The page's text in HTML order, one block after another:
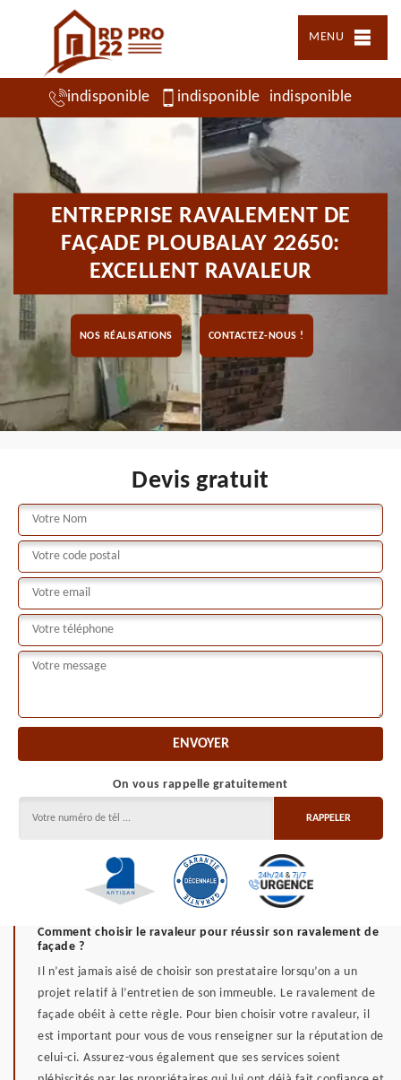
MENU
indisponible indisponible indisponible
ENTREPRISE RAVALEMENT DE
FAÇADE PLOUBALAY 22650:
EXCELLENT RAVALEUR
NOS RÉALISATIONS CONTACTEZ-NOUS !
Devis gratuit
On vous rappelle gratuitement
Comment choisir le ravaleur pour réussir son ravalement de
façade ?
Il n’est jamais aisé de choisir son prestataire lorsqu’on a un
projet relatif à l’entretien de son immeuble. Le ravalement de
façade obéit à cette règle. Pour bien choisir votre ravaleur, il
est important pour vous de vous renseigner sur la réputation de
celui-ci. Assurez-vous également que ses services soient